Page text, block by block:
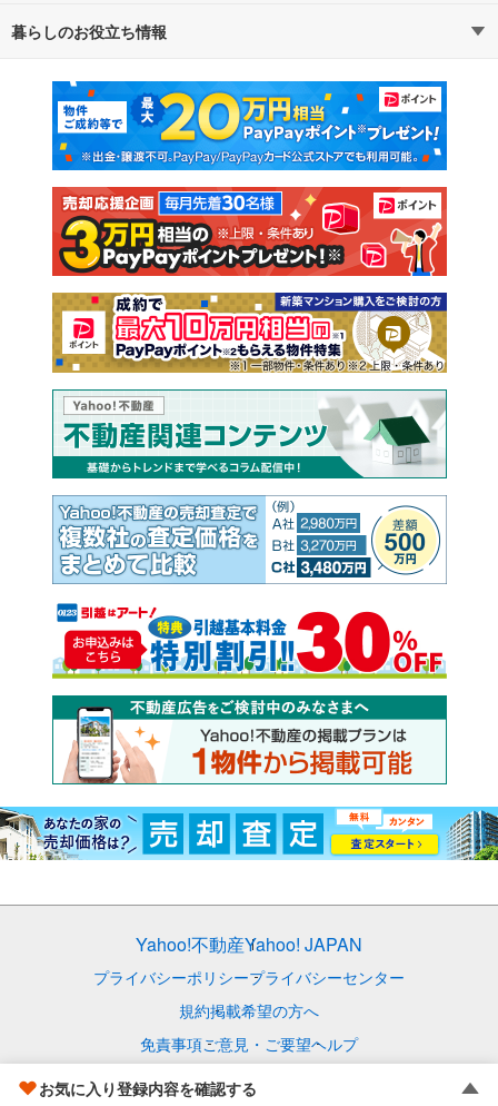
お気に入り登録内容を確認する
通勤・通学時間から探す
不動産・住宅
新築マンション 中古マンション
新築一戸建て 中古一戸建て
注文住宅 土地
売却査定
暮らしのお役立ち情報
マンションカタログ 教えて！住まいの先生
Yahoo!不動産Yahoo! JAPAN
プライバシーポリシープライバシーセンター
規約掲載希望の方へ
免責事項ご意見・ご要望ヘルプ
© LY Corporation